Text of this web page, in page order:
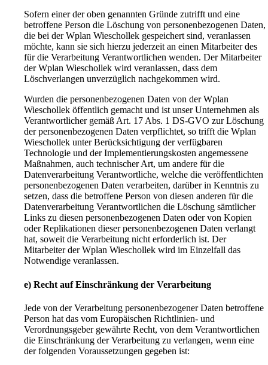
Sofern einer der oben genannten Gründe zutrifft und eine
betroffene Person die Löschung von personenbezogenen Daten,
die bei der Wplan Wieschollek gespeichert sind, veranlassen
möchte, kann sie sich hierzu jederzeit an einen Mitarbeiter des
für die Verarbeitung Verantwortlichen wenden. Der Mitarbeiter
der Wplan Wieschollek wird veranlassen, dass dem
Löschverlangen unverzüglich nachgekommen wird.
Wurden die personenbezogenen Daten von der Wplan
Wieschollek öffentlich gemacht und ist unser Unternehmen als
Verantwortlicher gemäß Art. 17 Abs. 1 DS-GVO zur Löschung
der personenbezogenen Daten verpflichtet, so trifft die Wplan
Wieschollek unter Berücksichtigung der verfügbaren
Technologie und der Implementierungskosten angemessene
Maßnahmen, auch technischer Art, um andere für die
Datenverarbeitung Verantwortliche, welche die veröffentlichten
personenbezogenen Daten verarbeiten, darüber in Kenntnis zu
setzen, dass die betroffene Person von diesen anderen für die
Datenverarbeitung Verantwortlichen die Löschung sämtlicher
Links zu diesen personenbezogenen Daten oder von Kopien
oder Replikationen dieser personenbezogenen Daten verlangt
hat, soweit die Verarbeitung nicht erforderlich ist. Der
Mitarbeiter der Wplan Wieschollek wird im Einzelfall das
Notwendige veranlassen.
e) Recht auf Einschränkung der Verarbeitung
Jede von der Verarbeitung personenbezogener Daten betroffene
Person hat das vom Europäischen Richtlinien- und
Verordnungsgeber gewährte Recht, von dem Verantwortlichen
die Einschränkung der Verarbeitung zu verlangen, wenn eine
der folgenden Voraussetzungen gegeben ist: